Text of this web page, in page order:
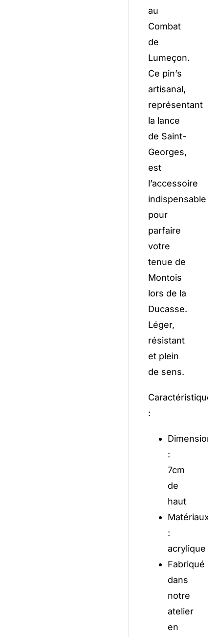
au
Combat
de
Lumeçon.
Ce pin’s
artisanal,
représentant
la lance
de Saint-
Georges,
est
l’accessoire
indispensable
pour
parfaire
votre
tenue de
Montois
lors de la
Ducasse.
Léger,
résistant
et plein
de sens.
Caractéristiques
:
Dimensions
:
7cm
de
haut
Matériaux
:
acrylique
Fabriqué
dans
notre
atelier
en